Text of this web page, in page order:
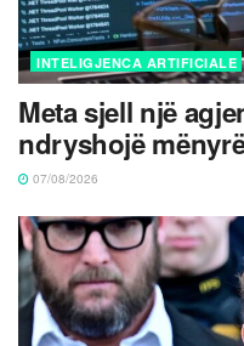
INTELIGJENCA ARTIFICIALE
Meta sjell një
ndryshojë
07/08/2026